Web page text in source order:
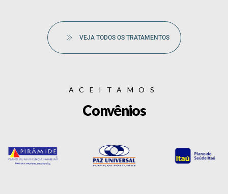
VEJA TODOS OS TRATAMENTOS
ACEITAMOS
Convênios